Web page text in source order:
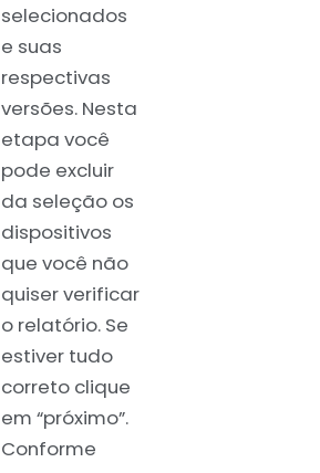
selecionados
e suas
respectivas
versões. Nesta
etapa você
pode excluir
da seleção os
dispositivos
que você não
quiser verificar
o relatório. Se
estiver tudo
correto clique
em “próximo”.
Conforme